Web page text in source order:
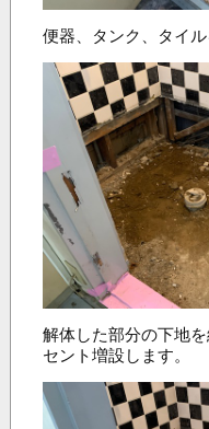
便器、タンク、タイル
解体した部分の下地
セント増設します。